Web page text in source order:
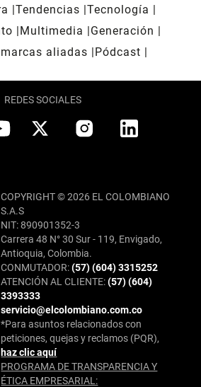
Tendencias Tecnología
Multimedia
Generación
aliadas
Pódcast
REDES SOCIALES
COPYRIGHT © 2026 EL COLOMBIANO
S.A.S
NIT: 890901352-3
Carrera 48 N° 30 Sur - 119, Envigado,
Antioquia, Colombia.
CONMUTADOR:(57) (604) 3315252
ATENCIÓN AL CLIENTE:(57) (604)
3393333
servicio@elcolombiano.com.co
*Para asuntos relacionados con
peticiones, quejas y reclamos (PQR),
haz clic aquí
PROGRAMA DE TRANSPARENCIA Y
ÉTICA EMPRESARIAL: